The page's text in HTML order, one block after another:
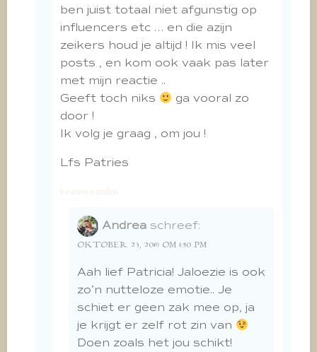
ben juist totaal niet afgunstig op
influencers etc … en die azijn
zeikers houd je altijd ! Ik mis veel
posts , en kom ook vaak pas later
met mijn reactie ..
Geeft toch niks
ga vooral zo
door !
Ik volg je graag , om jou !
Lfs Patries
beantwoorden
Andrea schreef:
OKTOBER 23, 2019 OM 1:50 PM
Aah lief Patricia! Jaloezie is ook
zo’n nutteloze emotie.. Je
schiet er geen zak mee op, ja
je krijgt er zelf rot zin van
Doen zoals het jou schikt!